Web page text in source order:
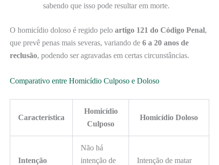
sabendo que isso pode resultar em morte.
O homicídio doloso é regido pelo artigo 121 do Código Penal,
que prevê penas mais severas, variando de 6 a 20 anos de
reclusão, podendo ser agravadas em certas circunstâncias.
Comparativo entre Homicídio Culposo e Doloso
Característica
Homicídio
Culposo
Homicídio Doloso
Intenção
Não há
intenção de
Intenção de matar